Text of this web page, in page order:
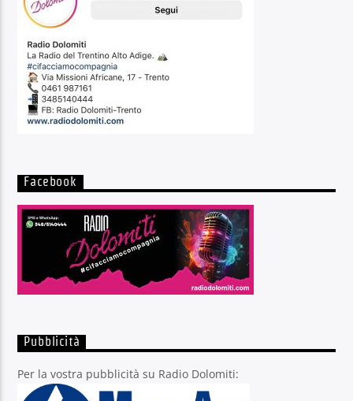
Facebook
Pubblicità
Per la vostra pubblicità su Radio Dolomiti: